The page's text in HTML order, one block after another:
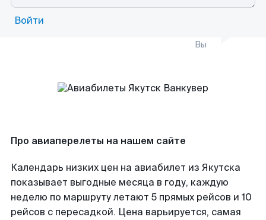
Войти
Вы
Про авиаперелеты на нашем сайте
Календарь низких цен на авиабилет из Якутска
показывает выгодные месяца в году, каждую
неделю по маршруту летают 5 прямых рейсов и 10
рейсов с пересадкой. Цена варьируется, самая